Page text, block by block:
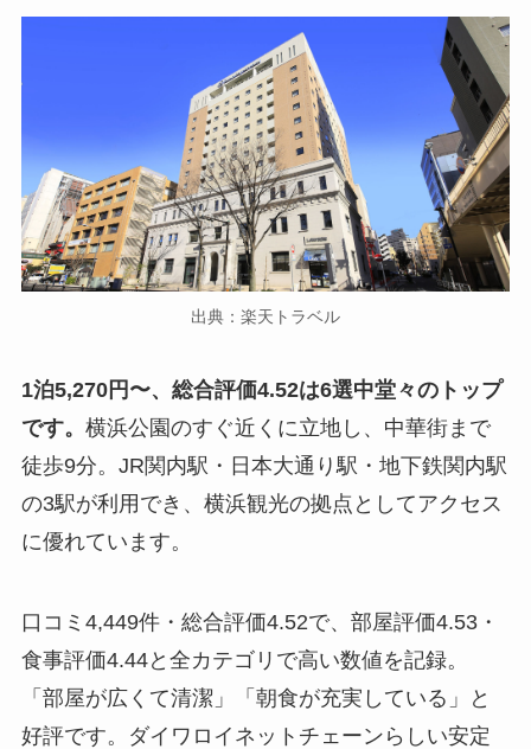
出典：楽天トラベル
1泊5,270円〜、総合評価4.52は6選中堂々のトップ
です。 横浜公園のすぐ近くに立地し、中華街まで
徒歩9分。JR関内駅・日本大通り駅・地下鉄関内駅
の3駅が利用でき、横浜観光の拠点としてアクセス
に優れています。
口コミ4,449件・総合評価4.52で、部屋評価4.53・
食事評価4.44と全カテゴリで高い数値を記録。
「部屋が広くて清潔」「朝食が充実している」と
好評です。ダイワロイネットチェーンらしい安定